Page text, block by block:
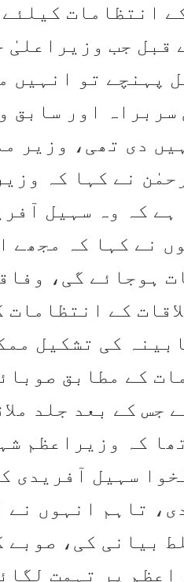
انتظامات
قبل جب
پہنچے تو انہیں
اور سابق
دی تھی، وزیر
نے کہا کہ
کہ وہ سہیل
نے کہا کہ مجھے
ہوجائے گی،
کے انتظامات
کی تشکیل
کے مطابق
جس کے بعد جلد
کہ وزیراعظم
سہیل آفریدی
تاہم انہوں نے
بیانی کی، صوبے
پر تہمت